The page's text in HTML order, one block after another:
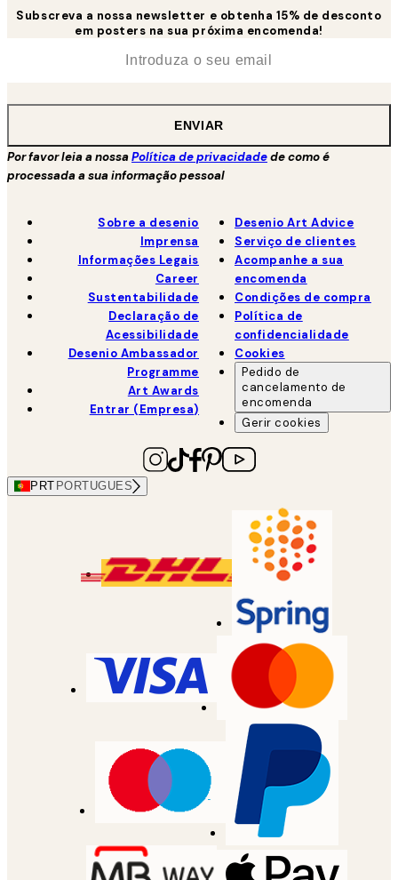
Subscreva a nossa newsletter e obtenha 15% de desconto
em posters na sua próxima encomenda!
ENVIAR
Por favor leia a nossaPolítica de privacidadede como é
processada a sua informação pessoal
Sobre a desenio
Imprensa
Informações Legais
Career
Sustentabilidade
Declaração de
Acessibilidade
Desenio Ambassador
Programme
Art Awards
Entrar (Empresa)
Desenio Art Advice
Serviço de clientes
Acompanhe a sua
encomenda
Condições de compra
Política de
confidencialidade
Cookies
Pedido de
cancelamento de
encomenda
Gerir cookies
PRT PORTUGUES